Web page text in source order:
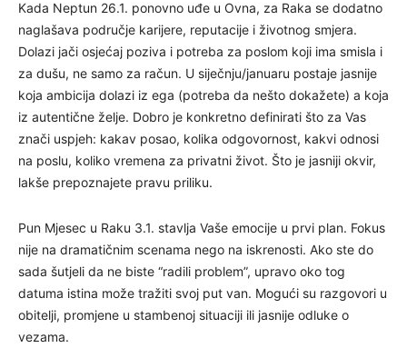
Kada Neptun 26.1. ponovno uđe u Ovna, za Raka se dodatno
naglašava područje karijere, reputacije i životnog smjera.
Dolazi jači osjećaj poziva i potreba za poslom koji ima smisla i
za dušu, ne samo za račun. U siječnju/januaru postaje jasnije
koja ambicija dolazi iz ega (potreba da nešto dokažete) a koja
iz autentične želje. Dobro je konkretno definirati što za Vas
znači uspjeh: kakav posao, kolika odgovornost, kakvi odnosi
na poslu, koliko vremena za privatni život. Što je jasniji okvir,
lakše prepoznajete pravu priliku.
Pun Mjesec u Raku 3.1. stavlja Vaše emocije u prvi plan. Fokus
nije na dramatičnim scenama nego na iskrenosti. Ako ste do
sada šutjeli da ne biste “radili problem”, upravo oko tog
datuma istina može tražiti svoj put van. Mogući su razgovori u
obitelji, promjene u stambenoj situaciji ili jasnije odluke o
vezama.